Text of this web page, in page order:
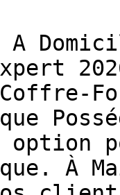
option
À